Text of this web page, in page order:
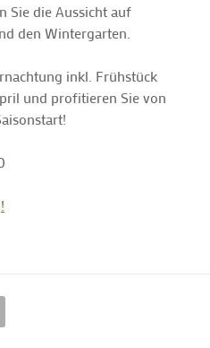
Sie die Aussicht auf
den Wintergarten.
inkl. Frühstück
und profitieren Sie von